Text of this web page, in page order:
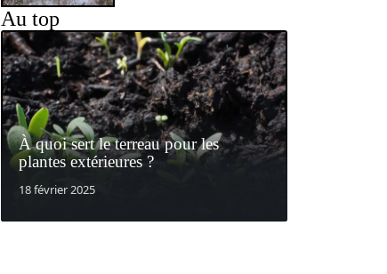
Au top
À quoi sert le terreau pour les
plantes extérieures ?
18 février 2025